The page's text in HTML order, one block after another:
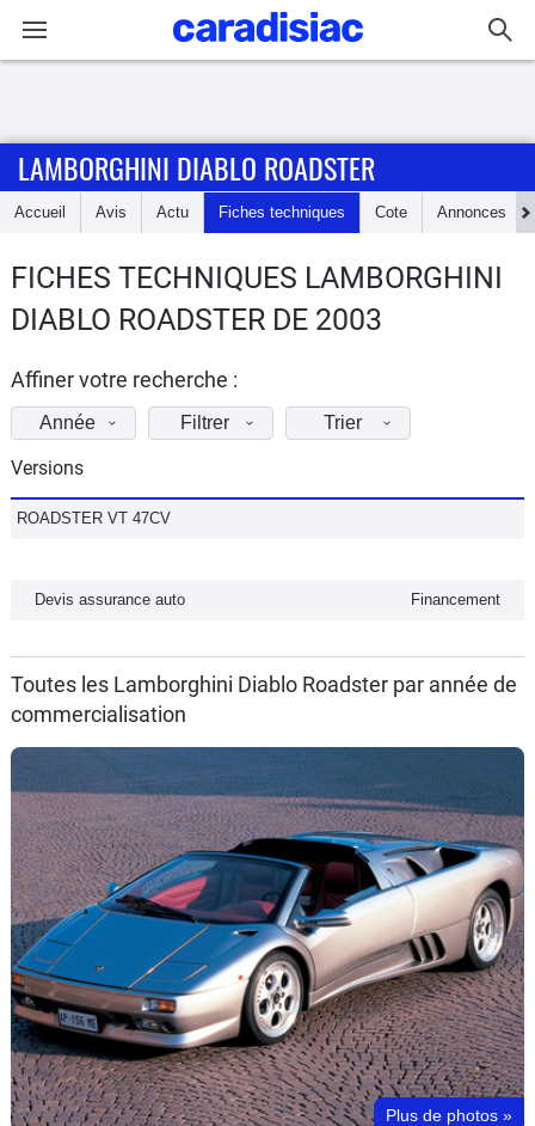
Accueil
Essais
d'achat
Electriques
Utilitaires
Auto
Services
Forum
Moto
Marques
LAMBORGHINI DIABLO ROADSTER
Accueil Avis Actu Fiches techniques Cote Annonces
FICHES TECHNIQUES LAMBORGHINI
DIABLO ROADSTER DE 2003
Affiner votre recherche :
Année Filtrer Trier
Versions
ROADSTER VT 47CV
Devis assurance auto Financement
Toutes les Lamborghini Diablo Roadster par année de
commercialisation
Plus de photos »